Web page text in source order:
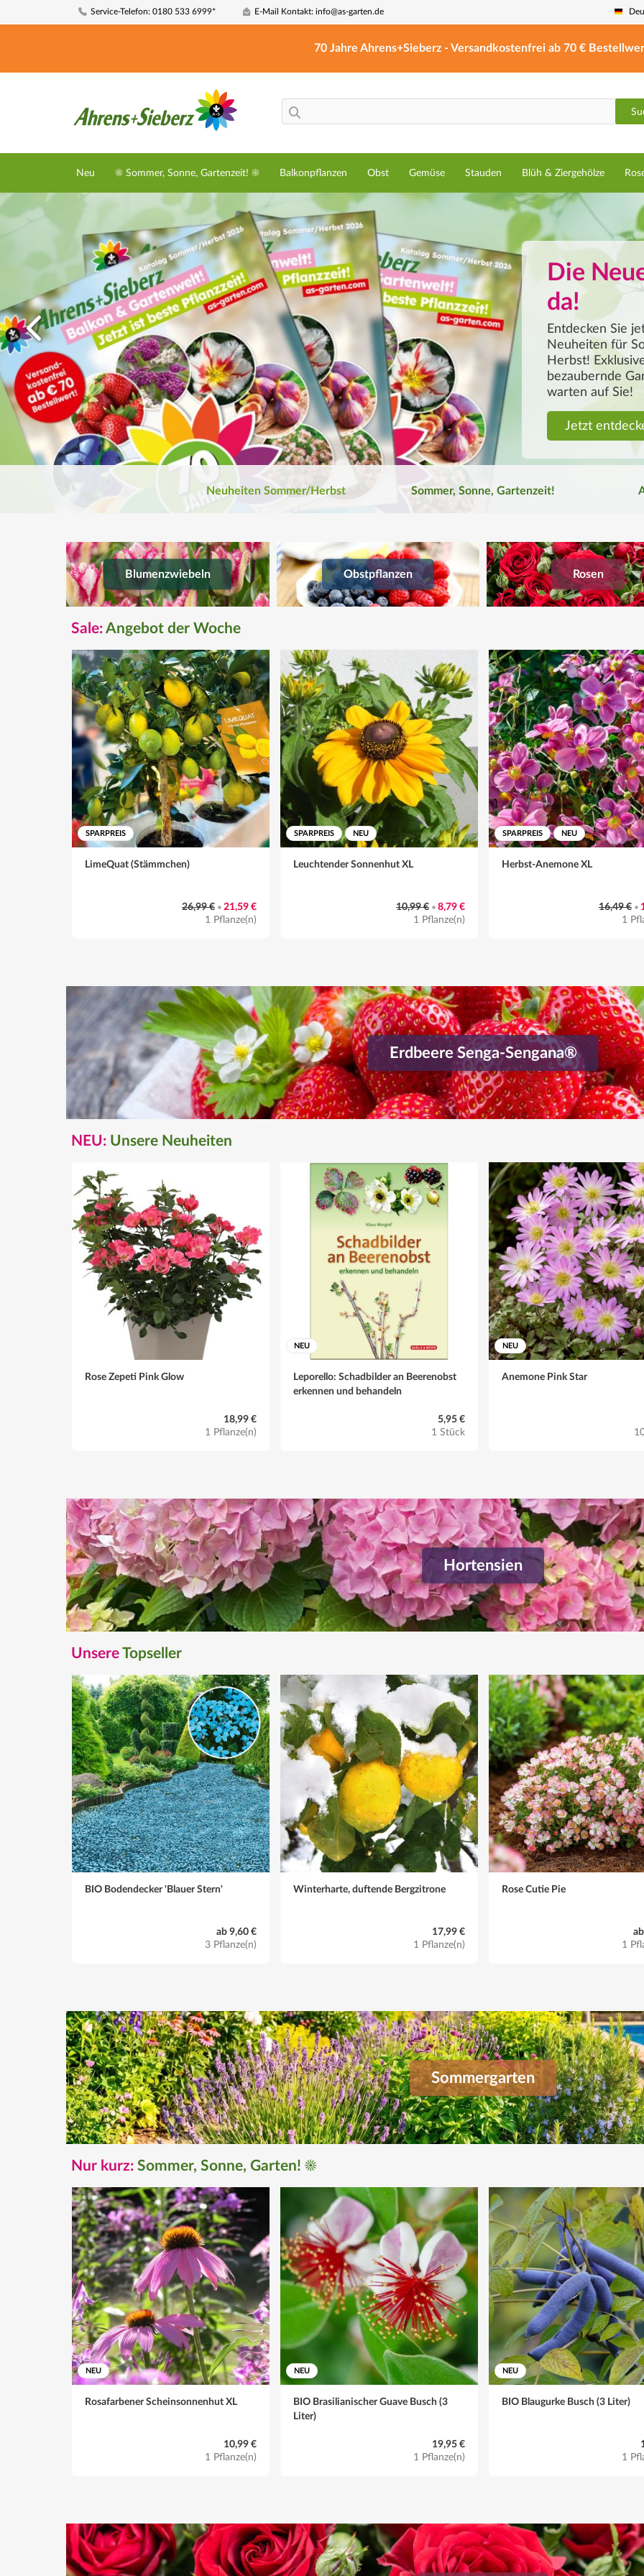
Service-Telefon: 0180 533 6999* E-Mail Kontakt: info@as-garten.de
70 Jahre Ahrens+Sieberz - Versandkostenfrei ab 70 €
Neu ☀️ Sommer, Sonne, Gartenzeit! ☀️ Balkonpflanzen Obst Gemüse Stauden Blüh & Ziergehölze
Die Neuen sind
da!
Entdecken Sie jetzt unsere
Neuheiten für Sommer und
Herbst! Exklusive Raritäten und
bezaubernde Gartenschönheiten
warten auf Sie!
Jetzt entdecken
Neuheiten Sommer/Herbst Sommer, Sonne, Gartenzeit!
Obstpflanzen Rosen
Blumenzwiebeln
Sale:Angebot der Woche
SPARPREIS
LimeQuat (Stämmchen)
26,99 € • 21,59 €
1 Pflanze(n)
SPARPREIS NEU
Leuchtender Sonnenhut XL
10,99 € • 8,79 €
1 Pflanze(n)
SPARPREIS NEU
Herbst-Anemone XL
16,49 € •
1
Erdbeere Senga-Sengana®
NEU: Unsere Neuheiten
Rose Zepeti Pink Glow
18,99 €
1 Pflanze(n)
NEU
Leporello: Schadbilder an Beerenobst
erkennen und behandeln
5,95 €
1 Stück
NEU
Anemone Pink Star
Hortensien
UnsereTopseller
BIO Bodendecker 'Blauer Stern'
ab 9,60 €
3 Pflanze(n)
Winterharte, duftende Bergzitrone
17,99 €
1 Pflanze(n)
Rose Cutie Pie
1
Sommergarten
Nur kurz: Sommer, Sonne, Garten! ☀️
NEU
Rosafarbener Scheinsonnenhut XL
10,99 €
1 Pflanze(n)
NEU
BIO Brasilianischer Guave Busch (3
Liter)
19,95 €
1 Pflanze(n)
NEU
BIO Blaugurke Busch (3 Liter)
1